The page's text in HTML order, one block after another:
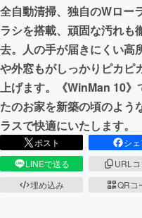
CAMPFIRE for
CAMPFIREふるさ
全自動清掃、独自のWロー
ラシを搭載、頑固な汚れも
去。人の手が届きにくい高
や外窓もがしっかりピカピ
上げます。《WinMan 10》
たのお家を新築の頃のよう
ラスで快適にいたします。
ポスト
シ
LINEで送る
URL
埋め込み
QRコ